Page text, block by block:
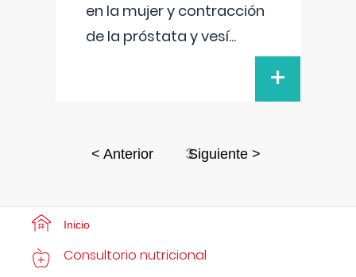
en la mujer y contracción
de la próstata y vesí...
+
< Anterior 3Siguiente >
Inicio
Consultorio nutricional